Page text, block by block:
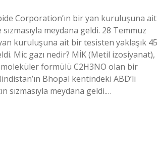
Corporation’ın bir yan kuruluşuna ait
meydana geldi. 28 Temmuz
kuruluşuna ait bir tesisten yaklaşık 45
Mic gazı nedir? MİK (Metil izosiyanat),
formülü C2H3NO olan bir
Bhopal kentindeki ABD’li
meydana geldi.…